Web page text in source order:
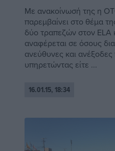
Με ανακοίνωσή της η
παρεμβαίνει στο θέμα
δύο τραπεζών στον ELA
αναφέρεται σε όσους
ανεύθυνες και ανέξοδες
υπηρετώντας είτε ...
16.01.15, 18:34